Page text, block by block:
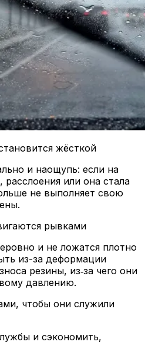
жёсткой
и наощупь: если на
или она стала
не выполняет свою
рывками
и не ложатся плотно
из-за деформации
резины, из‑за чего они
давлению.
чтобы они служили
и сэкономить,